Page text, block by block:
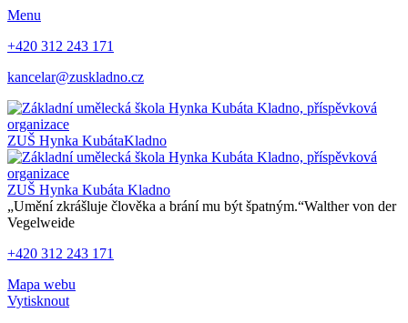
Menu
+420 312 243 171
kancelar@zuskladno.cz
ZUŠ Hynka KubátaKladno
ZUŠ Hynka Kubáta Kladno
„Umění zkrášluje člověka a brání mu být špatným.“Walther von der
Vegelweide
+420 312 243 171
Mapa webu
Vytisknout